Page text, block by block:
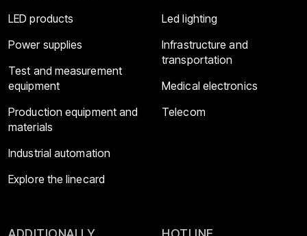
LED products
Power supplies
Test and measurement
equipment
Production equipment and
materials
Industrial automation
Explore the linecard
Led lighting
Infrastructure and
transportation
Medical electronics
Telecom